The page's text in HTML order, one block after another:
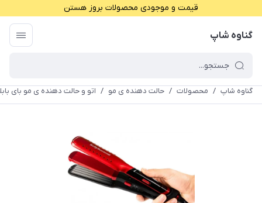
قیمت و موجودی محصولات بروز هستن
گناوه شاپ
گناوه شاپ / محصولات / حالت دهنده ی مو / اتو و حالت دهنده ی مو بای